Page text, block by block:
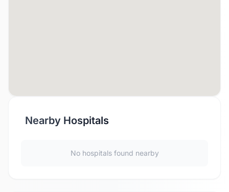
Nearby Hospitals
No hospitals found nearby